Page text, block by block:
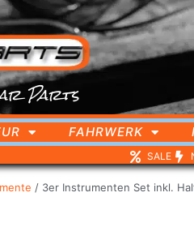
Parts
FAHRWERK
SALE
/ 3er Instrumenten Set inkl.